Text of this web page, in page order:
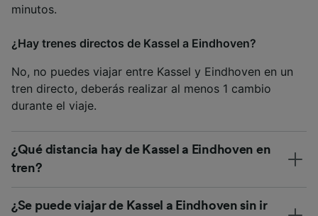
minutos.
¿Hay trenes directos de Kassel a Eindhoven?
No, no puedes viajar entre Kassel y Eindhoven en un
tren directo, deberás realizar al menos 1 cambio
durante el viaje.
¿Qué distancia hay de Kassel a Eindhoven en
tren?
¿Se puede viajar de Kassel a Eindhoven sin ir